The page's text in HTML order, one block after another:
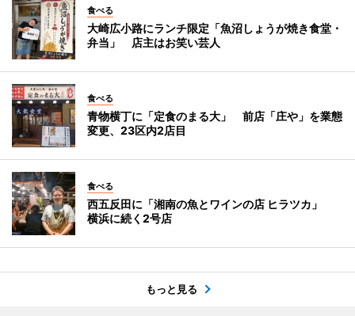
食べる
大崎広小路にランチ限定「魚沼しょうが焼き食堂・
弁当」 店主はお笑い芸人
食べる
青物横丁に「定食のまる大」 前店「庄や」を業態
変更、23区内2店目
食べる
西五反田に「湘南の魚とワインの店 ヒラツカ」
横浜に続く2号店
もっと見る